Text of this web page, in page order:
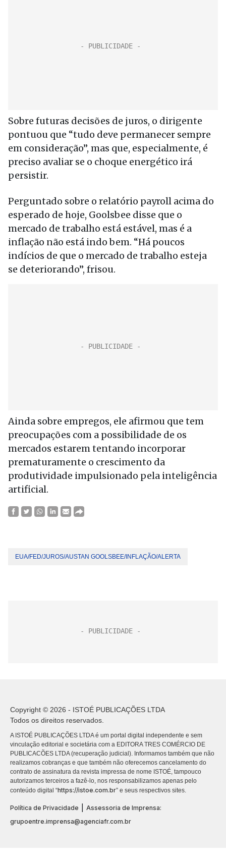
Sobre futuras decisões de juros, o dirigente
pontuou que “tudo deve permanecer sempre
em consideração”, mas que, especialmente, é
preciso avaliar se o choque energético irá
persistir.
Perguntado sobre o relatório payroll acima do
esperado de hoje, Goolsbee disse que o
mercado de trabalho está estável, mas é a
inflação não está indo bem. “Há poucos
indícios de que o mercado de trabalho esteja
se deteriorando”, frisou.
Ainda sobre empregos, ele afirmou que tem
preocupações com a possibilidade de os
mercados estarem tentando incorporar
prematuramente o crescimento da
produtividade impulsionado pela inteligência
artificial.
EUA/FED/JUROS/AUSTAN GOOLSBEE/INFLAÇÃO/ALERTA
Copyright © 2026 - ISTOÉ PUBLICAÇÕES LTDA
Todos os direitos reservados.
A ISTOÉ PUBLICAÇÕES LTDA é um portal digital independente e sem
vinculação editorial e societária com a EDITORA TRES COMÉRCIO DE
PUBLICACÕES LTDA (recuperação judicial). Informamos também que não
realizamos cobranças e que também não oferecemos cancelamento do
contrato de assinatura da revista impressa de nome ISTOÉ, tampouco
autorizamos terceiros a fazê-lo, nos responsabilizamos apenas pelo
conteúdo digital “https://istoe.com.br” e seus respectivos sites.
Política de Privacidade
Assessoria de Imprensa:
grupoentre.imprensa@agenciafr.com.br